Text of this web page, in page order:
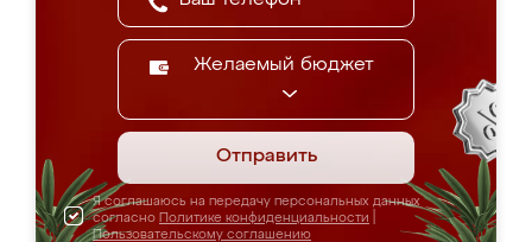
Желаемый бюджет
Отправить
Я соглашаюсь на передачу персональных данных
согласно Политике конфиденциальности
Пользовательскому соглашению